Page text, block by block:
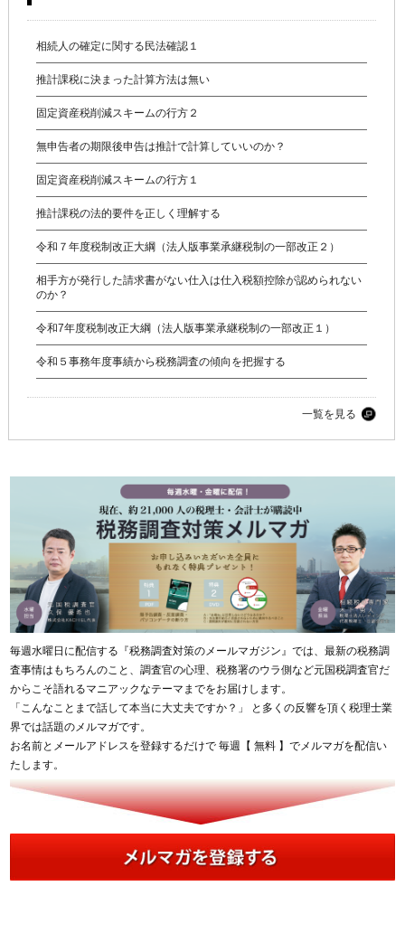
相続人の確定に関する民法確認１
推計課税に決まった計算方法は無い
固定資産税削減スキームの行方２
無申告者の期限後申告は推計で計算していいのか？
固定資産税削減スキームの行方１
推計課税の法的要件を正しく理解する
令和７年度税制改正大綱（法人版事業承継税制の一部改正２）
相手方が発行した請求書がない仕入は仕入税額控除が認められない
のか？
令和7年度税制改正大綱（法人版事業承継税制の一部改正１）
令和５事務年度事績から税務調査の傾向を把握する
一覧を見る
毎週水曜日に配信する『税務調査対策のメールマガジン』では、最新の税務調
査事情はもちろんのこと、調査官の心理、税務署のウラ側など元国税調査官だ
からこそ語れるマニアックなテーマまでをお届けします。
「こんなことまで話して本当に大丈夫ですか？」 と多くの反響を頂く税理士業
界では話題のメルマガです。
お名前とメールアドレスを登録するだけで 毎週【 無料 】でメルマガを配信い
たします。